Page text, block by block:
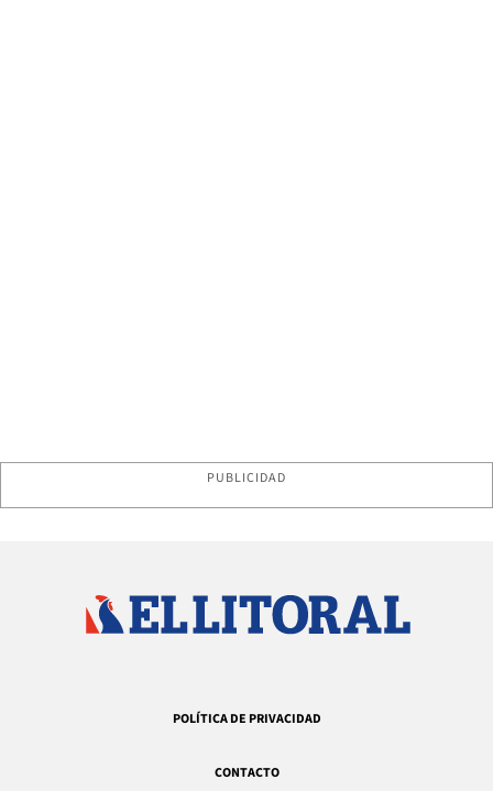
PUBLICIDAD
POLÍTICA DE PRIVACIDAD
CONTACTO